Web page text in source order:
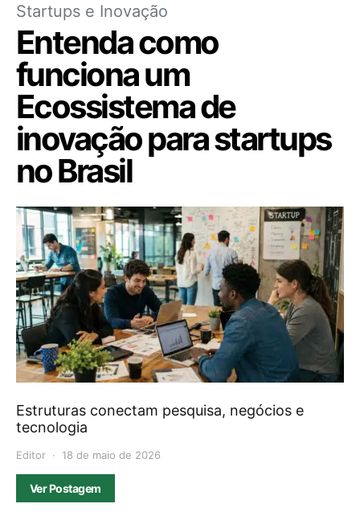
Startups e Inovação
Entenda como
funciona um
Ecossistema de
inovação para startups
no Brasil
Estruturas conectam pesquisa, negócios e
tecnologia
Editor 18 de maio de 2026
Ver Postagem